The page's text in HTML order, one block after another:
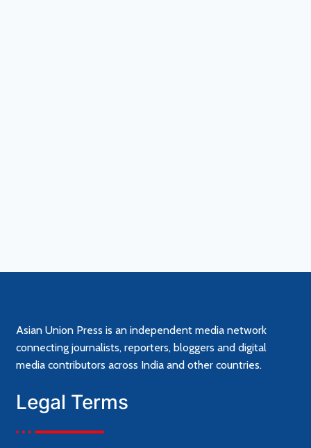
Asian Union Press is an independent media network
connecting journalists, reporters, bloggers and digital
media contributors across India and other countries.
Legal Terms